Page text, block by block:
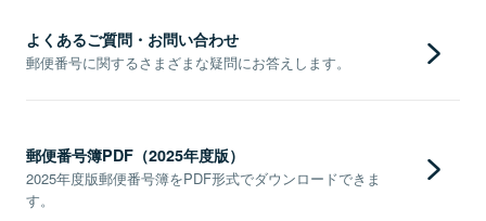
よくあるご質問・お問い合わせ
郵便番号に関するさまざまな疑問にお答えします。
郵便番号簿PDF（2025年度版）
2025年度版郵便番号簿をPDF形式でダウンロードできま
す。